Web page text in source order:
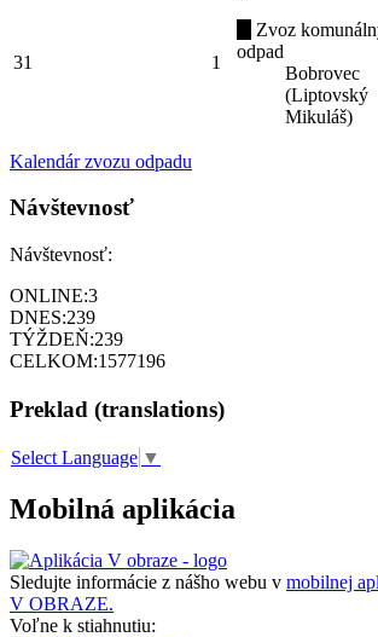
31 1
Zvoz
odpad
Bobrovec
(Liptovský
Mikuláš)
Kalendár zvozu odpadu
Návštevnosť
Návštevnosť:
ONLINE:3
DNES:239
TÝŽDEŇ:239
CELKOM:1577196
Preklad (translations)
Select Language ▼
Mobilná aplikácia
Sledujte informácie z nášho webu v mobilnej
V OBRAZE.
Voľne k stiahnutiu: